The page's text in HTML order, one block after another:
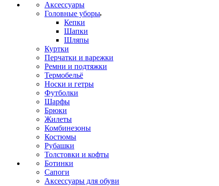
Аксессуары
Головные уборы
Кепки
Шапки
Шляпы
Куртки
Перчатки и варежки
Ремни и подтяжки
Термобельё
Носки и гетры
Футболки
Шарфы
Брюки
Жилеты
Комбинезоны
Костюмы
Рубашки
Толстовки и кофты
Ботинки
Сапоги
Аксессуары для обуви